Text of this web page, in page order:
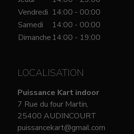
Vendredi 14:00 - 00:00
Samedi
14:00 - 00:00
Dimanche 14:00 - 19:00
LOCALISATION
Puissance Kart indoor
7 Rue du four Martin,
25400 AUDINCOURT
puissancekart@gmail.com